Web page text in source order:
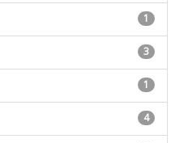
1
3
1
4